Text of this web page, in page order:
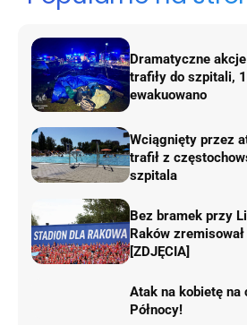
Dramatyczne
trafiły do szpitali,
ewakuowano
Wciągnięty przez
trafił z
szpitala
Bez bramek przy
Raków
[ZDJĘCIA]
Atak na kobietę na
Północy!